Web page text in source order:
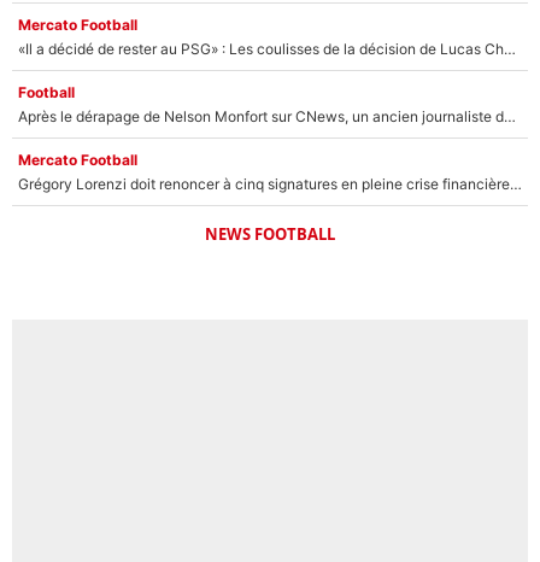
Mercato Football
«Il a décidé de rester au PSG» : Les coulisses de la décision de Lucas Chevalier pour son transfert
Football
Après le dérapage de Nelson Monfort sur CNews, un ancien journaliste de France Télévisions relance la polémique sur les incendies en Gironde
Mercato Football
Grégory Lorenzi doit renoncer à cinq signatures en pleine crise financière : L’IA propose sept noms à l’OM pour un mercato réussi... à seulement 5M€ !
NEWS FOOTBALL